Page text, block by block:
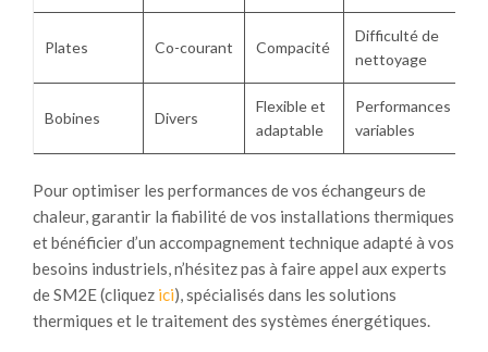
Plates Co-courant Compacité
Difficulté de
nettoyage
Bobines Divers
Flexible et
adaptable
Performances
variables
Pour optimiser les performances de vos échangeurs de
chaleur, garantir la fiabilité de vos installations thermiques
et bénéficier d’un accompagnement technique adapté à vos
besoins industriels, n’hésitez pas à faire appel aux experts
de SM2E (cliquez ici), spécialisés dans les solutions
thermiques et le traitement des systèmes énergétiques.